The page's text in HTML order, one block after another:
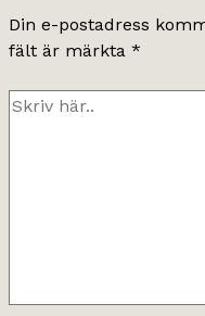
Din e-postadress
fält är märkta *
Skriv